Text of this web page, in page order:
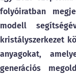
folyóiratban
modell
kristályszerkezet
anyagokat,
generációs